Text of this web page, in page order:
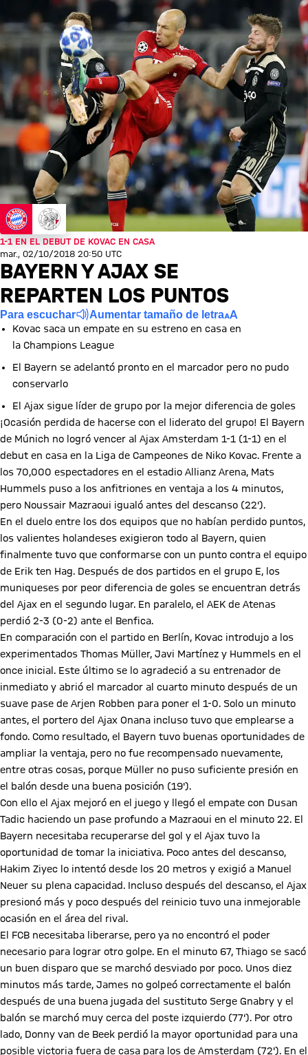
1-1 EN EL DEBUT DE KOVAC EN CASA
mar., 02/10/2018 20:50 UTC
BAYERN Y AJAX SE
REPARTEN LOS PUNTOS
Para escuchar Aumentar tamaño de letra
Kovac saca un empate en su estreno en casa en
la Champions League
El Bayern se adelantó pronto en el marcador pero no pudo
conservarlo
El Ajax sigue líder de grupo por la mejor diferencia de goles
¡Ocasión perdida de hacerse con el liderato del grupo! El Bayern
de Múnich no logró vencer al Ajax Amsterdam 1-1 (1-1) en el
debut en casa en la Liga de Campeones de Niko Kovac. Frente a
los 70,000 espectadores en el estadio Allianz Arena, Mats
Hummels puso a los anfitriones en ventaja a los 4 minutos,
pero Noussair Mazraoui igualó antes del descanso (22').
En el duelo entre los dos equipos que no habían perdido puntos,
los valientes holandeses exigieron todo al Bayern, quien
finalmente tuvo que conformarse con un punto contra el equipo
de Erik ten Hag. Después de dos partidos en el grupo E, los
muniqueses por peor diferencia de goles se encuentran detrás
del Ajax en el segundo lugar. En paralelo, el AEK de Atenas
perdió 2-3 (0-2) ante el Benfica.
En comparación con el partido en Berlín, Kovac introdujo a los
experimentados Thomas Müller, Javi Martínez y Hummels en el
once inicial. Este último se lo agradeció a su entrenador de
inmediato y abrió el marcador al cuarto minuto después de un
suave pase de Arjen Robben para poner el 1-0. Solo un minuto
antes, el portero del Ajax Onana incluso tuvo que emplearse a
fondo. Como resultado, el Bayern tuvo buenas oportunidades de
ampliar la ventaja, pero no fue recompensado nuevamente,
entre otras cosas, porque Müller no puso suficiente presión en
el balón desde una buena posición (19').
Con ello el Ajax mejoró en el juego y llegó el empate con Dusan
Tadic haciendo un pase profundo a Mazraoui en el minuto 22. El
Bayern necesitaba recuperarse del gol y el Ajax tuvo la
oportunidad de tomar la iniciativa. Poco antes del descanso,
Hakim Ziyec lo intentó desde los 20 metros y exigió a Manuel
Neuer su plena capacidad. Incluso después del descanso, el Ajax
presionó más y poco después del reinicio tuvo una inmejorable
ocasión en el área del rival.
El FCB necesitaba liberarse, pero ya no encontró el poder
necesario para lograr otro golpe. En el minuto 67, Thiago se sacó
un buen disparo que se marchó desviado por poco. Unos diez
minutos más tarde, James no golpeó correctamente el balón
después de una buena jugada del sustituto Serge Gnabry y el
balón se marchó muy cerca del poste izquierdo (77'). Por otro
lado, Donny van de Beek perdió la mayor oportunidad para una
posible victoria fuera de casa para los de Amsterdam (72'). En el